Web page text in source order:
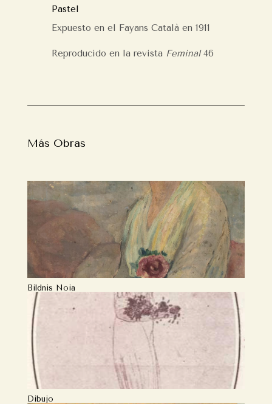
Pastel
Expuesto en el Fayans Català en 1911
Reproducido en la revista Feminal46
Más Obras
Bildnis Noia
Dibujo